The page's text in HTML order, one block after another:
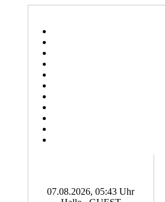
07.08.2026, 05:43 Uhr